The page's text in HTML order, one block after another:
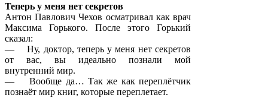
Теперь у меня нет секретов
Антон Павлович Чехов осматривал как врач
Максима Горького. После этого Горький
сказал:
— Ну, доктор, теперь у меня нет секретов
от вас, вы идеально познали мой
внутренний мир.
— Вообще да… Так же как переплётчик
познаёт мир книг, которые переплетает.